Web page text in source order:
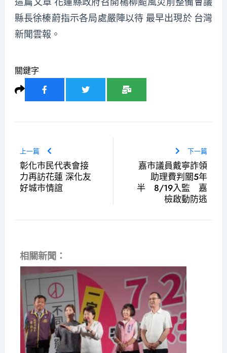
縣長徐榛蔚指示各局處嚴陣以待 最早出現於 台灣
新聞雲報 。
關鍵字
上一篇
彰化市民代表會接
力再訪花蓮 深化友
好城市情誼
下一篇
嘉市議員戴寧詐領
助理費判關5年
半 8/19入監 嘉
檢啟動防逃
相關新聞：